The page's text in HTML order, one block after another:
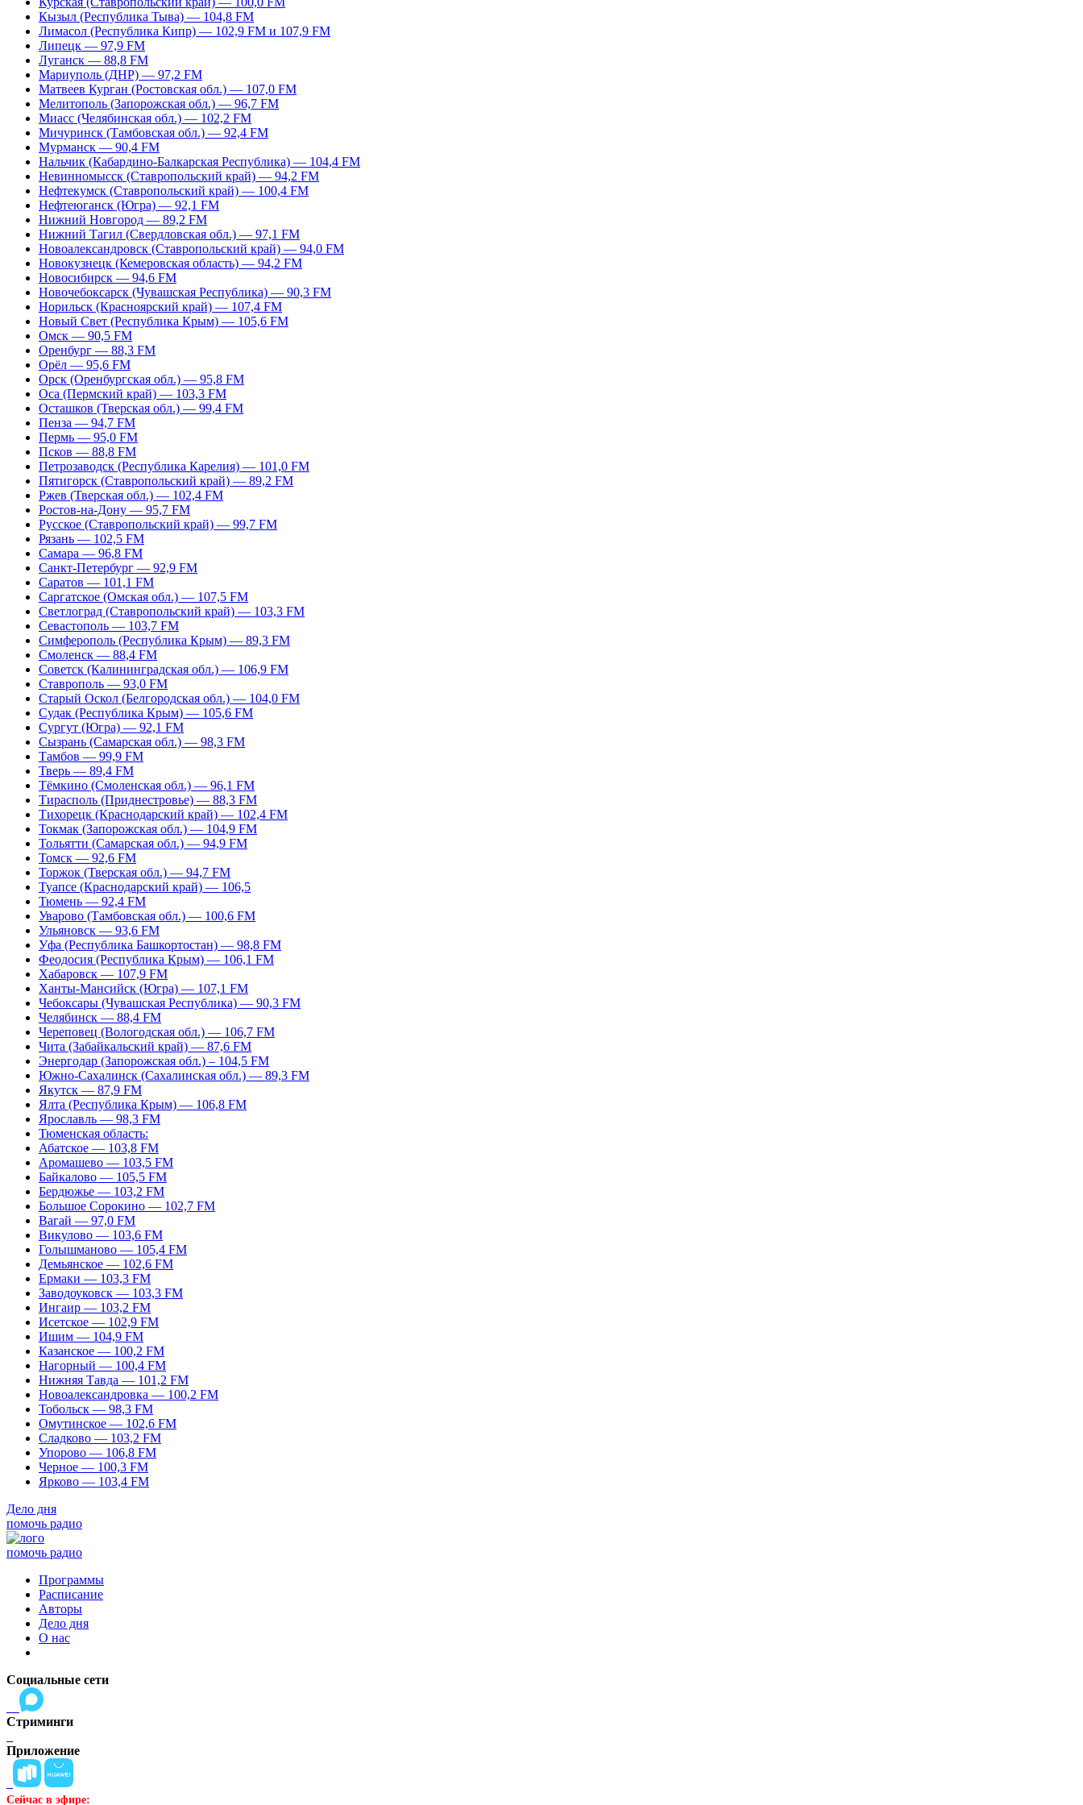
Кызыл (Республика Тыва) — 104,8 FM
Лимасол (Республика Кипр) — 102,9 FM и 107,9 FM
Липецк — 97,9 FM
Луганск — 88,8 FM
Мариуполь (ДНР) — 97,2 FM
Матвеев Курган (Ростовская обл.) — 107,0 FM
Мелитополь (Запорожская обл.) — 96,7 FM
Миасс (Челябинская обл.) — 102,2 FM
Мичуринск (Тамбовская обл.) — 92,4 FM
Мурманск — 90,4 FM
Нальчик (Кабардино-Балкарская Республика) — 104,4 FM
Невинномысск (Ставропольский край) — 94,2 FM
Нефтекумск (Ставропольский край) — 100,4 FM
Нефтеюганск (Югра) — 92,1 FM
Нижний Новгород — 89,2 FM
Нижний Тагил (Свердловская обл.) — 97,1 FM
Новоалександровск (Ставропольский край) — 94,0 FM
Новокузнецк (Кемеровская область) — 94,2 FM
Новосибирск — 94,6 FM
Новочебоксарск (Чувашская Республика) — 90,3 FM
Норильск (Красноярский край) — 107,4 FM
Новый Свет (Республика Крым) — 105,6 FM
Омск — 90,5 FM
Оренбург — 88,3 FM
Орёл — 95,6 FM
Орск (Оренбургская обл.) — 95,8 FM
Оса (Пермский край) — 103,3 FM
Осташков (Тверская обл.) — 99,4 FM
Пенза — 94,7 FM
Пермь — 95,0 FM
Псков — 88,8 FM
Петрозаводск (Республика Карелия) — 101,0 FM
Пятигорск (Ставропольский край) — 89,2 FM
Ржев (Тверская обл.) — 102,4 FM
Ростов-на-Дону — 95,7 FM
Русское (Ставропольский край) — 99,7 FM
Рязань — 102,5 FM
Самара — 96,8 FM
Санкт-Петербург — 92,9 FM
Саратов — 101,1 FM
Саргатское (Омская обл.) — 107,5 FM
Светлоград (Ставропольский край) — 103,3 FM
Севастополь — 103,7 FM
Симферополь (Республика Крым) — 89,3 FM
Смоленск — 88,4 FM
Советск (Калининградская обл.) — 106,9 FM
Ставрополь — 93,0 FM
Старый Оскол (Белгородская обл.) — 104,0 FM
Судак (Республика Крым) — 105,6 FM
Сургут (Югра) — 92,1 FM
Сызрань (Самарская обл.) — 98,3 FM
Тамбов — 99,9 FM
Тверь — 89,4 FM
Тёмкино (Смоленская обл.) — 96,1 FM
Тирасполь (Приднестровье) — 88,3 FM
Тихорецк (Краснодарский край) — 102,4 FM
Токмак (Запорожская обл.) — 104,9 FM
Тольятти (Самарская обл.) — 94,9 FM
Томск — 92,6 FM
Торжок (Тверская обл.) — 94,7 FM
Туапсе (Краснодарский край) — 106,5
Тюмень — 92,4 FM
Уварово (Тамбовская обл.) — 100,6 FM
Ульяновск — 93,6 FM
Уфа (Республика Башкортостан) — 98,8 FM
Феодосия (Республика Крым) — 106,1 FM
Хабаровск — 107,9 FM
Ханты-Мансийск (Югра) — 107,1 FM
Чебоксары (Чувашская Республика) — 90,3 FM
Челябинск — 88,4 FM
Череповец (Вологодская обл.) — 106,7 FM
Чита (Забайкальский край) — 87,6 FM
Энергодар (Запорожская обл.) – 104,5 FM
Южно-Сахалинск (Сахалинская обл.) — 89,3 FM
Якутск — 87,9 FM
Ялта (Республика Крым) — 106,8 FM
Ярославль — 98,3 FM
Тюменская область:
Абатское — 103,8 FM
Аромашево — 103,5 FM
Байкалово — 105,5 FM
Бердюжье — 103,2 FM
Большое Сорокино — 102,7 FM
Вагай — 97,0 FM
Викулово — 103,6 FM
Голышманово — 105,4 FM
Демьянское — 102,6 FM
Ермаки — 103,3 FM
Заводоуковск — 103,3 FM
Ингаир — 103,2 FM
Исетское — 102,9 FM
Ишим — 104,9 FM
Казанское — 100,2 FM
Нагорный — 100,4 FM
Нижняя Тавда — 101,2 FM
Новоалександровка — 100,2 FM
Тобольск — 98,3 FM
Омутинское — 102,6 FM
Сладково — 103,2 FM
Упорово — 106,8 FM
Черное — 100,3 FM
Ярково — 103,4 FM
Дело дня
помочь радио
помочь радио
Программы
Расписание
Авторы
Дело дня
О нас
Социальные сети
Стриминги
Приложение
Сейчас в эфире: